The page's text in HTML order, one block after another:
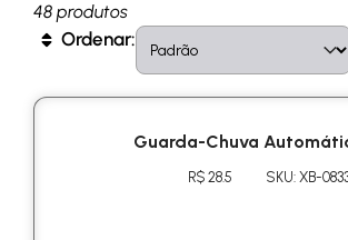
48 produtos
Ordenar:Sort
Sort content
Guarda-Chuva
R$ 28.5 SKU: XB-